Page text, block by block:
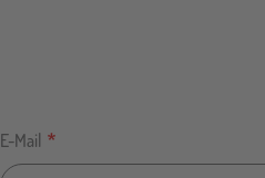
E-Mail